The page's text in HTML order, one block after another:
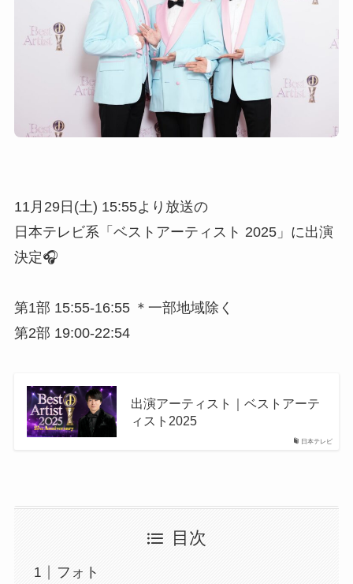
11月29日(土) 15:55より放送の
日本テレビ系「ベストアーティスト 2025」に出演
決定🎧
第1部 15:55-16:55 ＊一部地域除く
第2部 19:00-22:54
日本テレビ
出演アーティスト｜ベストアーテ
ィスト2025
目次
フォト